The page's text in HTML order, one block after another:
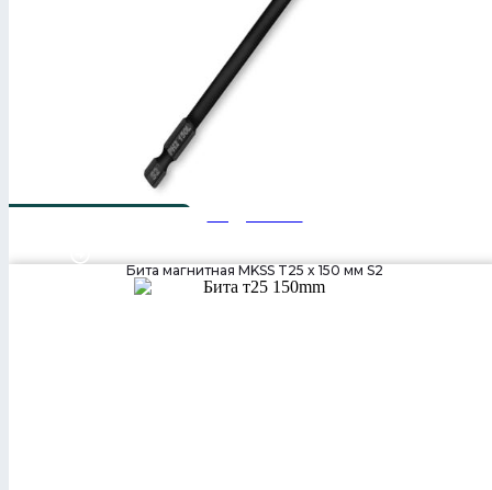
Бита магнитная MKSS T25 x 150 мм S2